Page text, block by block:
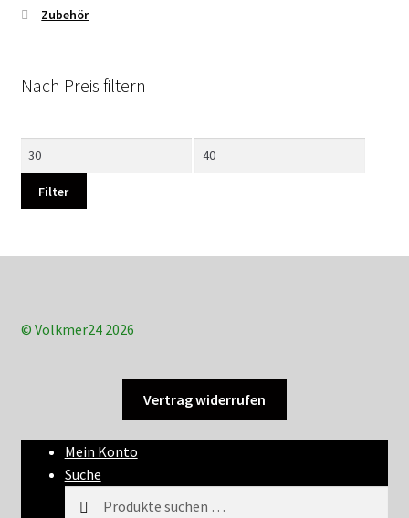
Zubehör
Nach Preis filtern
Filter
© Volkmer24 2026
Vertrag widerrufen
Mein Konto
Suche